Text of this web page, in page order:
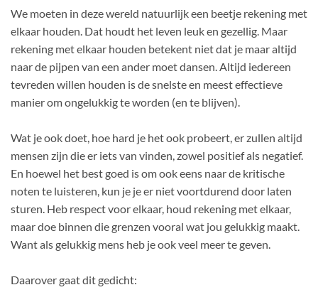
We moeten in deze wereld natuurlijk een beetje rekening met
elkaar houden. Dat houdt het leven leuk en gezellig. Maar
rekening met elkaar houden betekent niet dat je maar altijd
naar de pijpen van een ander moet dansen. Altijd iedereen
tevreden willen houden is de snelste en meest effectieve
manier om ongelukkig te worden (en te blijven).
Wat je ook doet, hoe hard je het ook probeert, er zullen altijd
mensen zijn die er iets van vinden, zowel positief als negatief.
En hoewel het best goed is om ook eens naar de kritische
noten te luisteren, kun je je er niet voortdurend door laten
sturen. Heb respect voor elkaar, houd rekening met elkaar,
maar doe binnen die grenzen vooral wat jou gelukkig maakt.
Want als gelukkig mens heb je ook veel meer te geven.
Daarover gaat dit gedicht: